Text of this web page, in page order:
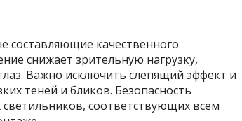
составляющие качественного
снижает зрительную нагрузку,
Важно исключить слепящий эффект и
теней и бликов. Безопасность
соответствующих всем